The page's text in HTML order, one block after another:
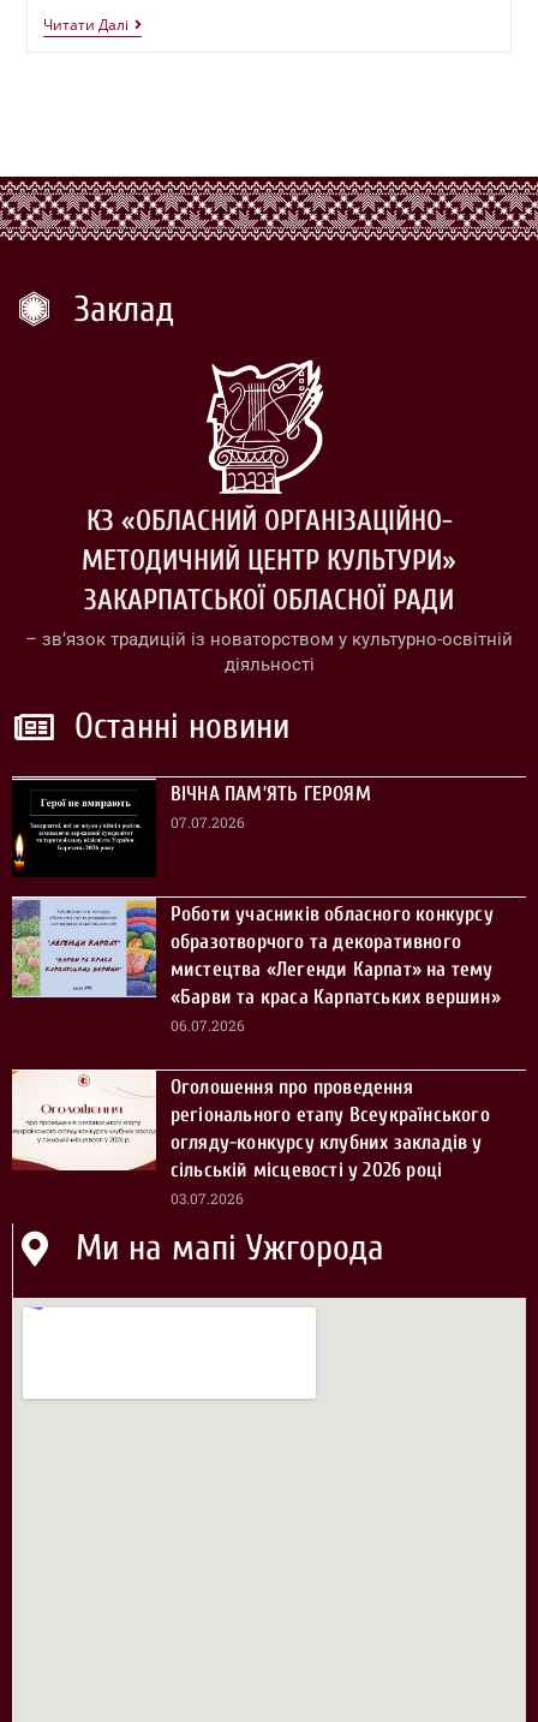
Читати Далі
Заклад
КЗ «ОБЛАСНИЙ ОРГАНІЗАЦІЙНО-
МЕТОДИЧНИЙ ЦЕНТР КУЛЬТУРИ»
ЗАКАРПАТСЬКОЇ ОБЛАСНОЇ РАДИ
– зв’язок традицій із новаторством у культурно-освітній
діяльності
Останні новини
ВІЧНА ПАМ’ЯТЬ ГЕРОЯМ
07.07.2026
Роботи учасників обласного конкурсу
образотворчого та декоративного
мистецтва «Легенди Карпат» на тему
«Барви та краса Карпатських вершин»
06.07.2026
Оголошення про проведення
регіонального етапу Всеукраїнського
огляду-конкурсу клубних закладів у
сільській місцевості у 2026 році
03.07.2026
Ми на мапі Ужгорода